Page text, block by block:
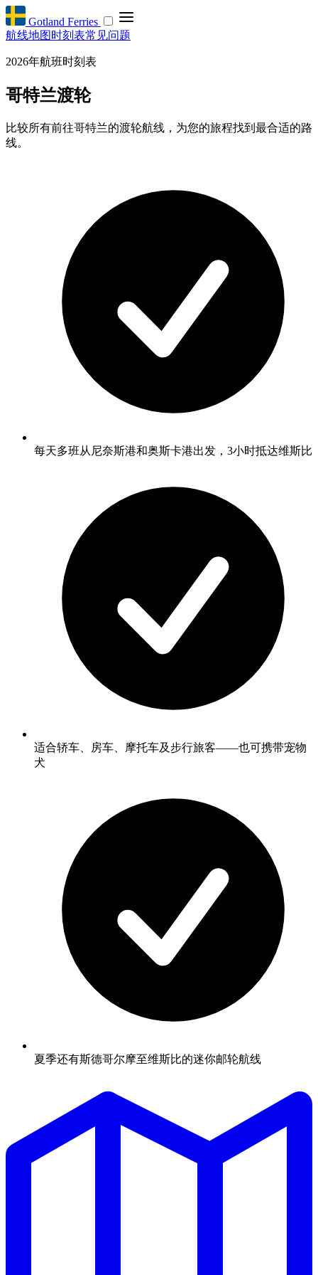
Gotland Ferries
航线地图时刻表常见问题
2026年航班时刻表
哥特兰渡轮
比较所有前往哥特兰的渡轮航线，为您的旅程找到最合适的路
线。
每天多班从尼奈斯港和奥斯卡港出发，3小时抵达维斯比
适合轿车、房车、摩托车及步行旅客——也可携带宠物
犬
夏季还有斯德哥尔摩至维斯比的迷你邮轮航线